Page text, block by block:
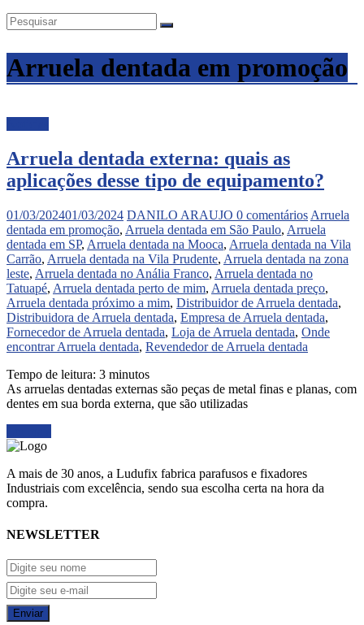
Arruela dentada em promoção
Arruela dentada externa: quais as
aplicações desse tipo de equipamento?
01/03/202401/03/2024 DANILO ARAUJO 0 comentários Arruela
dentada em promoção, Arruela dentada em São Paulo, Arruela
dentada em SP, Arruela dentada na Mooca, Arruela dentada na Vila
Carrão, Arruela dentada na Vila Prudente, Arruela dentada na zona
leste, Arruela dentada no Anália Franco, Arruela dentada no
Tatuapé, Arruela dentada perto de mim, Arruela dentada preço,
Arruela dentada próximo a mim, Distribuidor de Arruela dentada,
Distribuidora de Arruela dentada, Empresa de Arruela dentada,
Fornecedor de Arruela dentada, Loja de Arruela dentada, Onde
encontrar Arruela dentada, Revendedor de Arruela dentada
Tempo de leitura: 3 minutos
As arruelas dentadas externas são peças de metal finas e planas, com
dentes em sua borda externa, que são utilizadas
A mais de 30 anos, a Ludufix fabrica parafusos e fixadores
Industriais com excelência, sendo sua escolha certa na hora da
compra.
NEWSLETTER
Enviar